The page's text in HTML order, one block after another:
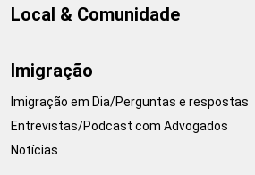
Local & Comunidade
Imigração
Imigração em Dia/Perguntas e respostas
Entrevistas/Podcast com Advogados
Notícias